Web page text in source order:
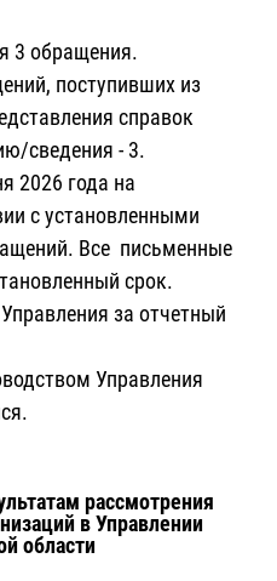
3 обращения.
поступивших из
справок
сведения - 3.
2026 года на
с установленными
Все письменные
срок.
за отчетный
Управления
рассмотрения
в Управлении
области